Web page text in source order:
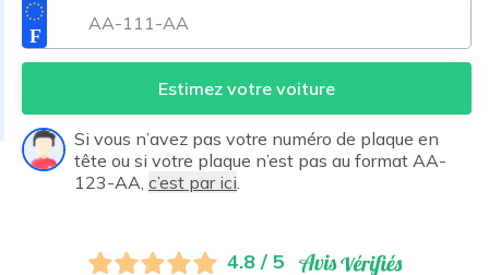
Estimez votre voiture
Si vous n’avez pas votre numéro de plaque en
tête ou si votre plaque n’est pas au format AA-
123-AA, c’est par ici
4.8 / 5